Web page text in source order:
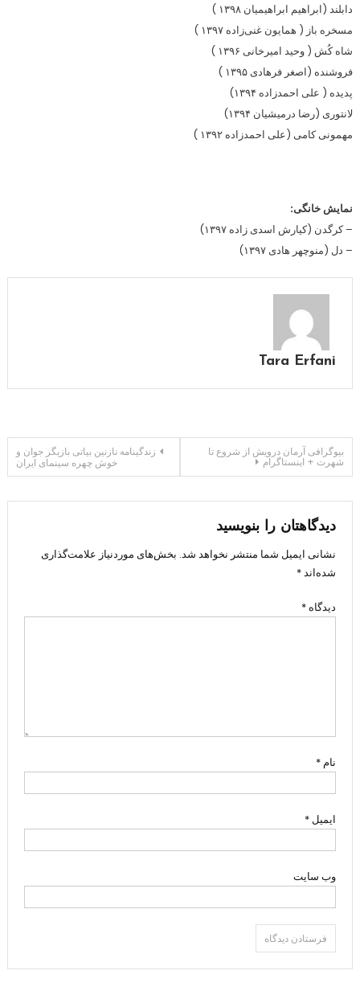
دابلند (ابراهیم ابراهیمیان ۱۳۹۸ )
مسخره باز ( همایون غنی‌زاده ۱۳۹۷ )
شاه کُش ( وحید امیرخانی ۱۳۹۶ )
فروشنده (اصغر فرهادی ۱۳۹۵ )
پدیده ( علی احمدزاده ۱۳۹۴)
لانتوری (رضا درمیشیان ۱۳۹۴)
مهمونی کامی (علی احمدزاده ۱۳۹۲ )
نمایش خانگی:
– کرگدن (کیارش اسدی زاده ۱۳۹۷)
– دل (منوچهر هادی ۱۳۹۷)
Tara Erfani
راهبری
زندگینامه نازنین بیاتی بازیگر جوان و
خوش چهره سینمای ایران
بیوگرافی آرمان درویش از شروع تا
شهرت + اینستاگرام
دیدگاهتان را بنویسید
نشانی ایمیل شما منتشر نخواهد شد. بخش‌های موردنیاز علامت‌گذاری
شده‌اند*
دیدگاه *
نام *
ایمیل *
وب‌ سایت